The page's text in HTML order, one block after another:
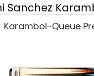
Sanchez
Karambol-Queue